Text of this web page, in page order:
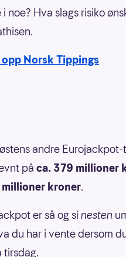
Hva slags risiko
Norsk Tippings
andre Eurojackpot-
på ca. 379 millioner
millioner kroner.
er så og si nesten
du har i vente dersom
tirsdag.